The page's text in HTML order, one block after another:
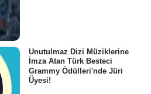
Unutulmaz Dizi Müziklerine
İmza Atan Türk Besteci
Grammy Ödülleri'nde Jüri
Üyesi!